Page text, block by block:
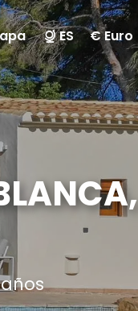
ES € Euro